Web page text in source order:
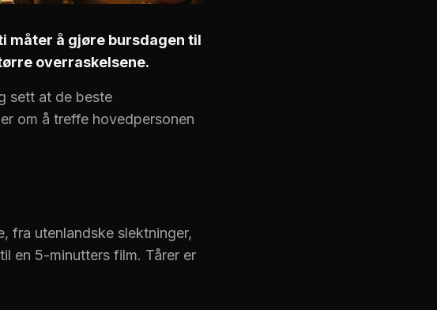
måter å gjøre bursdagen til
overraskelsene.
sett at de beste
om å treffe hovedpersonen
fra utenlandske slektninger,
en 5-minutters film. Tårer er